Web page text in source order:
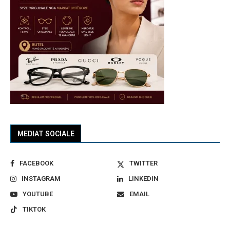
MEDIAT SOCIALE
FACEBOOK
TWITTER
INSTAGRAM
LINKEDIN
YOUTUBE
EMAIL
TIKTOK